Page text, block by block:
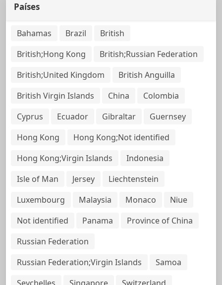
Países
Bahamas Brazil
British
British;Hong Kong
British;Russian Federation
British;United Kingdom
British Anguilla
British Virgin Islands
China
Colombia
Cyprus
Ecuador Gibraltar
Guernsey
Hong Kong
Hong Kong;Not identified
Hong Kong;Virgin Islands
Indonesia
Isle of Man
Jersey
Liechtenstein
Luxembourg
Malaysia Monaco
Niue
Not identified
Panama
Province of China
Russian Federation
Russian Federation;Virgin Islands
Samoa